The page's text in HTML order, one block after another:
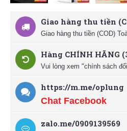
Giao hàng thu tiền
Giao hàng thu tiền (COD)
Hàng CHÍNH HÃNG
Vui lòng xem "chính sách
https://m.me/oplung
Chat Facebook
zalo.me/0909139569